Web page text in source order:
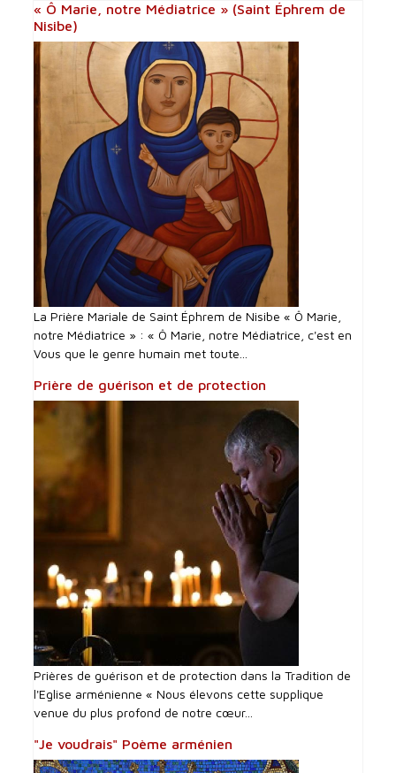
« Ô Marie, notre Médiatrice » (Saint Éphrem de
Nisibe)
La Prière Mariale de Saint Éphrem de Nisibe « Ô Marie,
notre Médiatrice » : « Ô Marie, notre Médiatrice, c'est en
Vous que le genre humain met toute...
Prière de guérison et de protection
Prières de guérison et de protection dans la Tradition de
l'Eglise arménienne « Nous élevons cette supplique
venue du plus profond de notre cœur...
"Je voudrais" Poème arménien